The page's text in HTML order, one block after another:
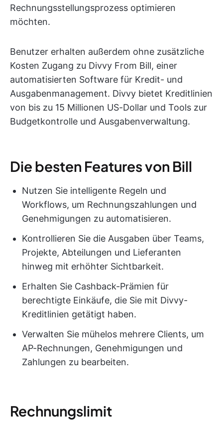
Rechnungsstellungsprozess optimieren
möchten.
Benutzer erhalten außerdem ohne zusätzliche
Kosten Zugang zu Divvy From Bill, einer
automatisierten Software für Kredit- und
Ausgabenmanagement. Divvy bietet Kreditlinien
von bis zu 15 Millionen US-Dollar und Tools zur
Budgetkontrolle und Ausgabenverwaltung.
Die besten Features von Bill
Nutzen Sie intelligente Regeln und
Workflows, um Rechnungszahlungen und
Genehmigungen zu automatisieren.
Kontrollieren Sie die Ausgaben über Teams,
Projekte, Abteilungen und Lieferanten
hinweg mit erhöhter Sichtbarkeit.
Erhalten Sie Cashback-Prämien für
berechtigte Einkäufe, die Sie mit Divvy-
Kreditlinien getätigt haben.
Verwalten Sie mühelos mehrere Clients, um
AP-Rechnungen, Genehmigungen und
Zahlungen zu bearbeiten.
Rechnungslimit